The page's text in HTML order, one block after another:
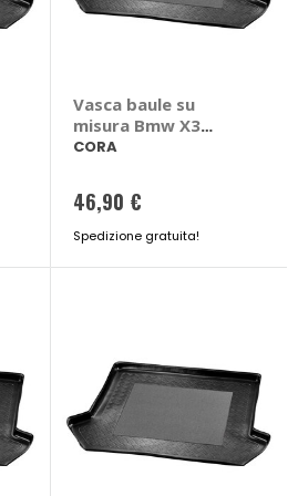
Vasca baule su
misura Bmw X3
2010>2017 - CORA
CORA
46,90 €
Spedizione gratuita!